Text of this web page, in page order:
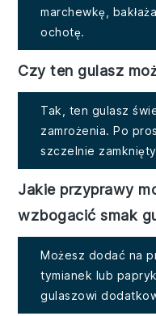
marchewkę,
ochotę.
Czy ten gulasz
Tak, ten gulasz
zamrożenia. Po
szczelnie
Jakie przyprawy
wzbogacić smak
Możesz dodać na
tymianek lub
gulaszowi